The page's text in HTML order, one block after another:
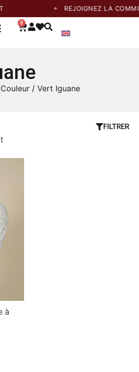
REJOIGNEZ LA
0
/ Vert Iguane
FILTRER
à